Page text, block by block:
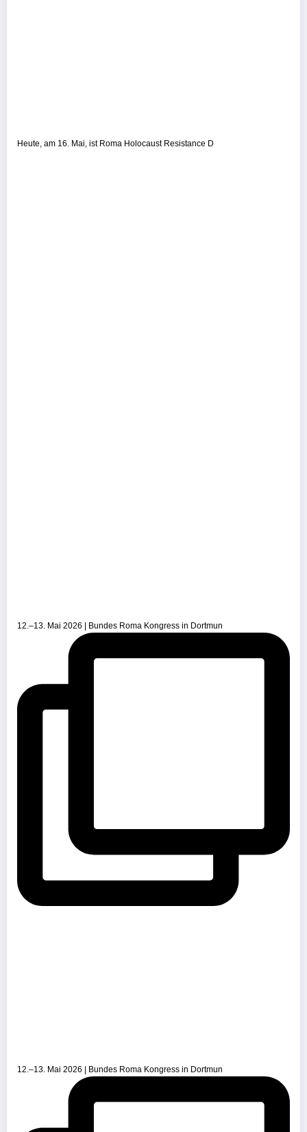
Heute, am 16. Mai, ist Roma Holocaust Resistance D
12.–13. Mai 2026 | Bundes Roma Kongress in Dortmun
12.–13. Mai 2026 | Bundes Roma Kongress in Dortmun